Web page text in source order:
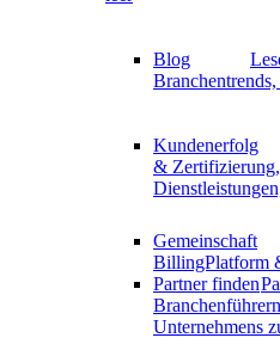
Blog
Kundenerfolg
&
Gemeinschaft
BillingPlatform
Partner finden
Unternehmens